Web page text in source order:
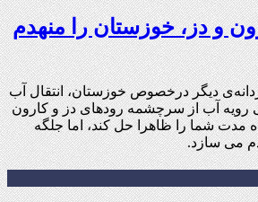
و دز، خوزستان را منهدم
دیگر درخصوص خوزستان، انتقال آب
آب از سرچشمه‌ رودهای دز و کارون
شما را ظاهرا حل کند، اما جلگه
می سازد.